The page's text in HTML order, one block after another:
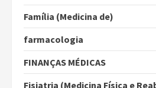
Família (Medicina de)
farmacologia
FINANÇAS MÉDICAS
Fisiatria (Medicina Física e